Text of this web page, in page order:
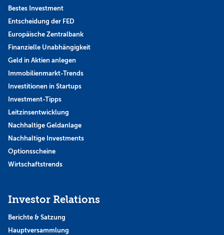
Bestes Investment
Entscheidung der FED
Europäische Zentralbank
Finanzielle Unabhängigkeit
Geld in Aktien anlegen
Immobilienmarkt-Trends
Investitionen in Startups
Investment-Tipps
Leitzinsentwicklung
Nachhaltige Geldanlage
Nachhaltige Investments
Optionsscheine
Wirtschaftstrends
Investor Relations
Berichte & Satzung
Hauptversammlung